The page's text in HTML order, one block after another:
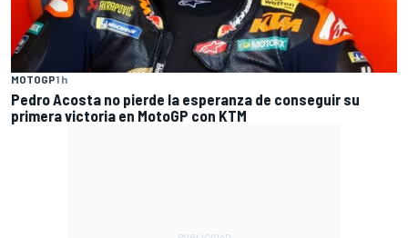
MOTOGP1 h
Pedro Acosta no pierde la esperanza de conseguir su
primera victoria en MotoGP con KTM